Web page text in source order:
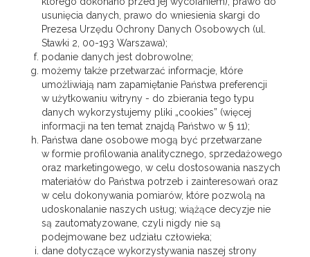
usunięcia danych, prawo do wniesienia skargi do
Prezesa Urzędu Ochrony Danych Osobowych (ul.
Stawki 2, 00-193 Warszawa);
podanie danych jest dobrowolne;
możemy także przetwarzać informacje, które
umożliwiają nam zapamiętanie Państwa preferencji
w użytkowaniu witryny - do zbierania tego typu
danych wykorzystujemy pliki „cookies” (więcej
informacji na ten temat znajdą Państwo w § 11);
Państwa dane osobowe mogą być przetwarzane
w formie profilowania analitycznego, sprzedażowego
oraz marketingowego, w celu dostosowania naszych
materiałów do Państwa potrzeb i zainteresowań oraz
w celu dokonywania pomiarów, które pozwolą na
udoskonalanie naszych usług; wiążące decyzje nie
są zautomatyzowane, czyli nigdy nie są
podejmowane bez udziału człowieka;
dane dotyczące wykorzystywania naszej strony